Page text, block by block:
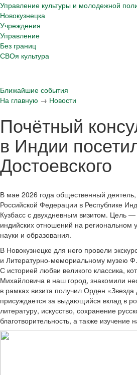
Управление культуры и молодежной
Новокузнецка
Учреждения
Управление
Без границ
СВОя культура
Ближайшие события
На главную → Новости
Почётный
в Индии
Достоевского
В мае 2026 года общественный
Российской Федерации в Республике
Кузбасс с двухдневным визитом. Цель —
индийских отношений на региональном
науки и образования.
В Новокузнецке для него провели
и Литературно-мемориальному музею
С историей любви великого классика,
Михайловича в наш город, знакомили
в рамках визита получил Орден «Звезда
присуждается за выдающийся вклад в
литературу, искусство, сохранение
благотворительность, а также изучение